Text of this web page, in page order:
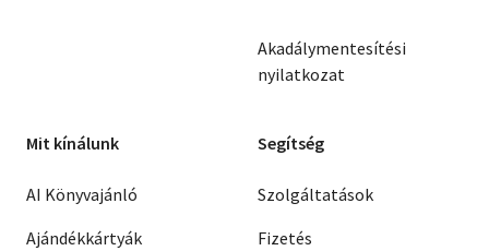
Akadálymentesítési
nyilatkozat
Mit kínálunk
AI Könyvajánló
Ajándékkártyák
Segítség
Szolgáltatások
Fizetés